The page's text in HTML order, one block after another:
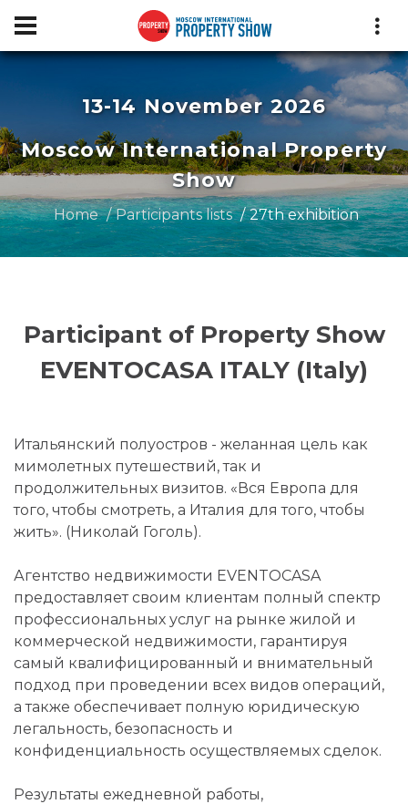
13-14 November 2026
Moscow International Property
Show
Home Participants lists 27th exhibition
Participant of Property Show
EVENTOCASA ITALY (Italy)
Итальянский полуостров - желанная цель как
мимолетных путешествий, так и
продолжительных визитов. «Вся Европа для
того, чтобы смотреть, а Италия для того, чтобы
жить». (Николай Гоголь).
Агентство недвижимости EVENTOCASA
предоставляет своим клиентам полный спектр
профессиональных услуг на рынке жилой и
коммерческой недвижимости, гарантируя
самый квалифицированный и внимательный
подход при проведении всех видов операций,
а также обеспечивает полную юридическую
легальность, безопасность и
конфиденциальность осуществляемых сделок.
Результаты ежедневной работы,